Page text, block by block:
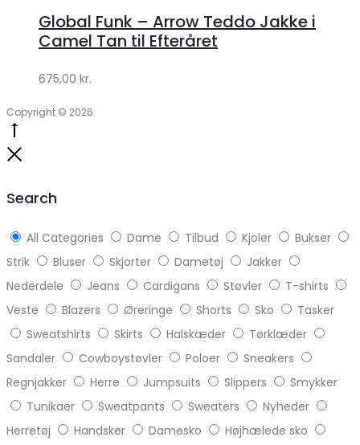
Lykke
Lykke
Global Funk – Arrow Teddo Jakke i
Camel Tan til Efteråret
675,00 kr.
Copyright © 2026
Search
All Categories Dame Tilbud Kjoler
Bukser
Strik
Bluser Skjorter Dametøj
Jakker
Nederdele
Jeans Cardigans Støvler
T-shirts
Veste
Blazers Øreringe Shorts Sko
Tasker
Sweatshirts
Skirts Halskæder
Tørklæder
Sandaler
Cowboystøvler Poloer
Sneakers
Regnjakker
Herre Jumpsuits Slippers
Smykker
Tunikaer
Sweatpants Sweaters
Nyheder
Herretøj
Handsker Damesko
Højhælede sko